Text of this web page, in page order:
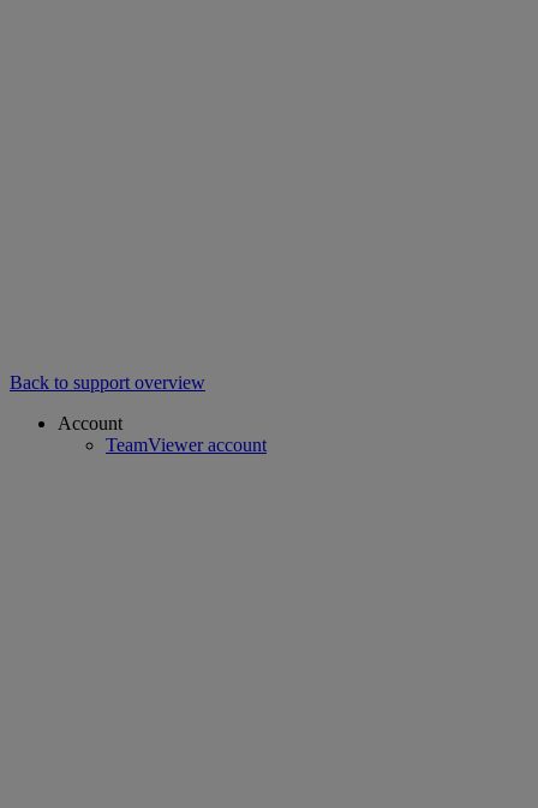
Back to support overview
Account
TeamViewer account